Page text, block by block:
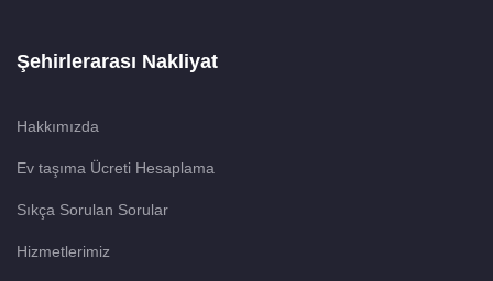
Şehirlerarası Nakliyat
Hakkımızda
Ev taşıma Ücreti Hesaplama
Sıkça Sorulan Sorular
Hizmetlerimiz